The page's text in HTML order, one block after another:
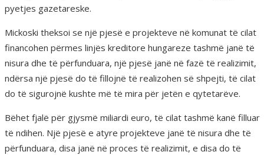
pyetjes gazetareske.
Mickoski theksoi se një pjesë e projekteve në komunat të cilat
financohen përmes linjës kreditore hungareze tashmë janë të
nisura dhe të përfunduara, një pjesë janë në fazë të realizimit,
ndërsa një pjesë do të fillojnë të realizohen së shpejti, të cilat
do të sigurojnë kushte më të mira për jetën e qytetarëve.
Bëhet fjalë për gjysmë miliardi euro, të cilat tashmë kanë filluar
të ndihen. Një pjesë e atyre projekteve janë të nisura dhe të
përfunduara, disa janë në proces të realizimit, e disa do të